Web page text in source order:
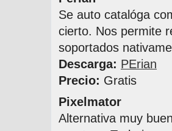
Se auto catalóga
cierto. Nos permite
soportados
Descarga: PErian
Precio: Gratis
Pixelmator
Alternativa muy